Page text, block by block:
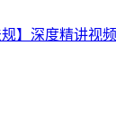
】深度精讲视